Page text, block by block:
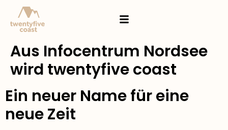
Aus Infocentrum Nordsee
wird twentyfive coast
Ein neuer Name für eine
neue Zeit​